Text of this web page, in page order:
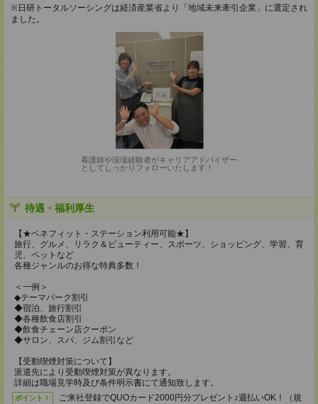
※日研トータルソーシングは経済産業省より「地域未来牽引企業」に選定され
ました。
看護師や現場経験者がキャリアアドバイザー
としてしっかりフォローいたします！
待遇・福利厚生
【★ベネフィット・ステーション利用可能★】
旅行、グルメ、リラク＆ビューティー、スポーツ、ショッピング、学習、育
児、ペットなど
各種ジャンルのお得な特典多数！
＜一例＞
◆テーマパーク割引
◆宿泊、旅行割引
◆各種飲食店割引
◆飲食チェーン店クーポン
◆サロン、スパ、ジム割引など
【受動喫煙対策について】
派遣先により受動喫煙対策が異なります。
詳細は職場見学時及び条件明示書にて通知致します。
ポイント！
ご来社登録でQUOカード2000円分プレゼント♪週払いOK！（規